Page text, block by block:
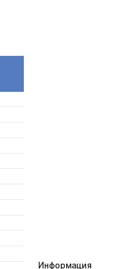
Информация